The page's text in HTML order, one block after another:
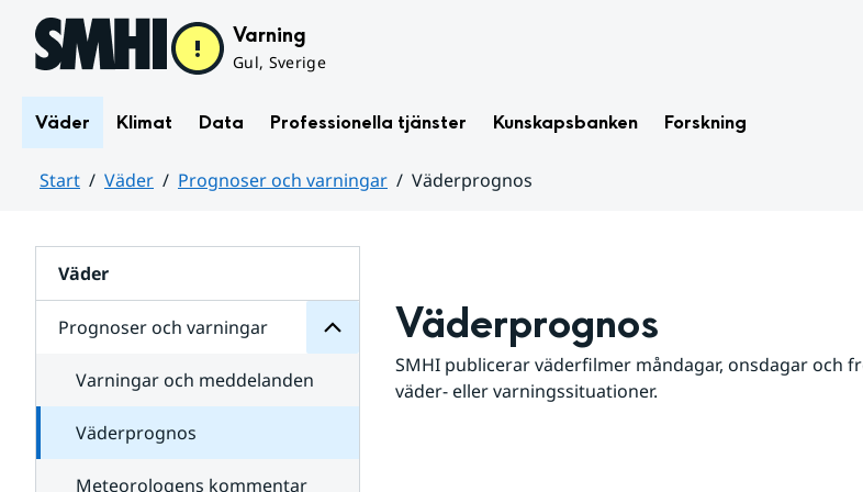
Hoppa till sidans innehåll Varning
Gul, Sverige
Väder Klimat Data Professionella tjänster Kunskapsbanken Forskning
Start Väder Prognoser och varningar
Väderprognos
Väder
Prognoser och varningar
för
varningar
Varningar och meddelanden
Väderprognos
Meteorologens kommentar
Väderprognos
SMHI publicerar väderfilmer måndagar, onsdagar och
väder- eller varningssituationer.